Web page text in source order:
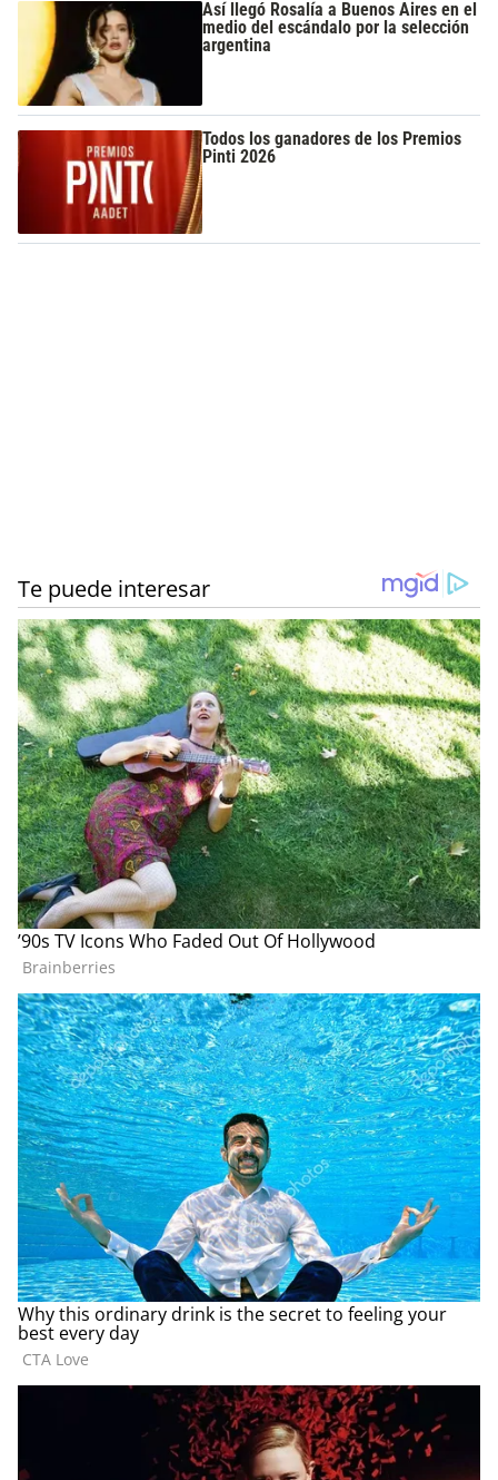
Así llegó Rosalía a Buenos Aires en el
medio del escándalo por la selección
argentina
Todos los ganadores de los Premios
Pinti 2026